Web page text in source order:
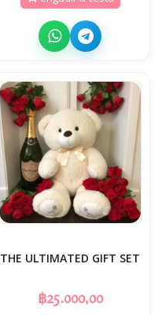
THE ULTIMATED GIFT SET
฿25.000,00